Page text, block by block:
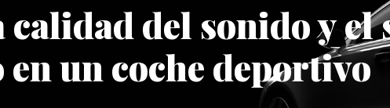
del sonido y el
un coche deportivo